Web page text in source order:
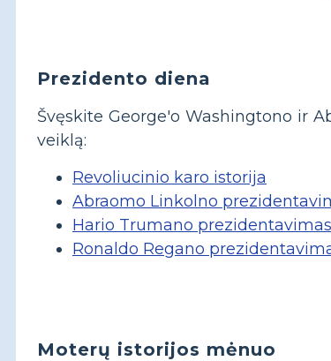
Prezidento diena
Švęskite George'o Washingtono ir
veiklą:
Revoliucinio karo istorija
Abraomo Linkolno
Hario Trumano prezidentavimas
Ronaldo Regano
Moterų istorijos mėnuo